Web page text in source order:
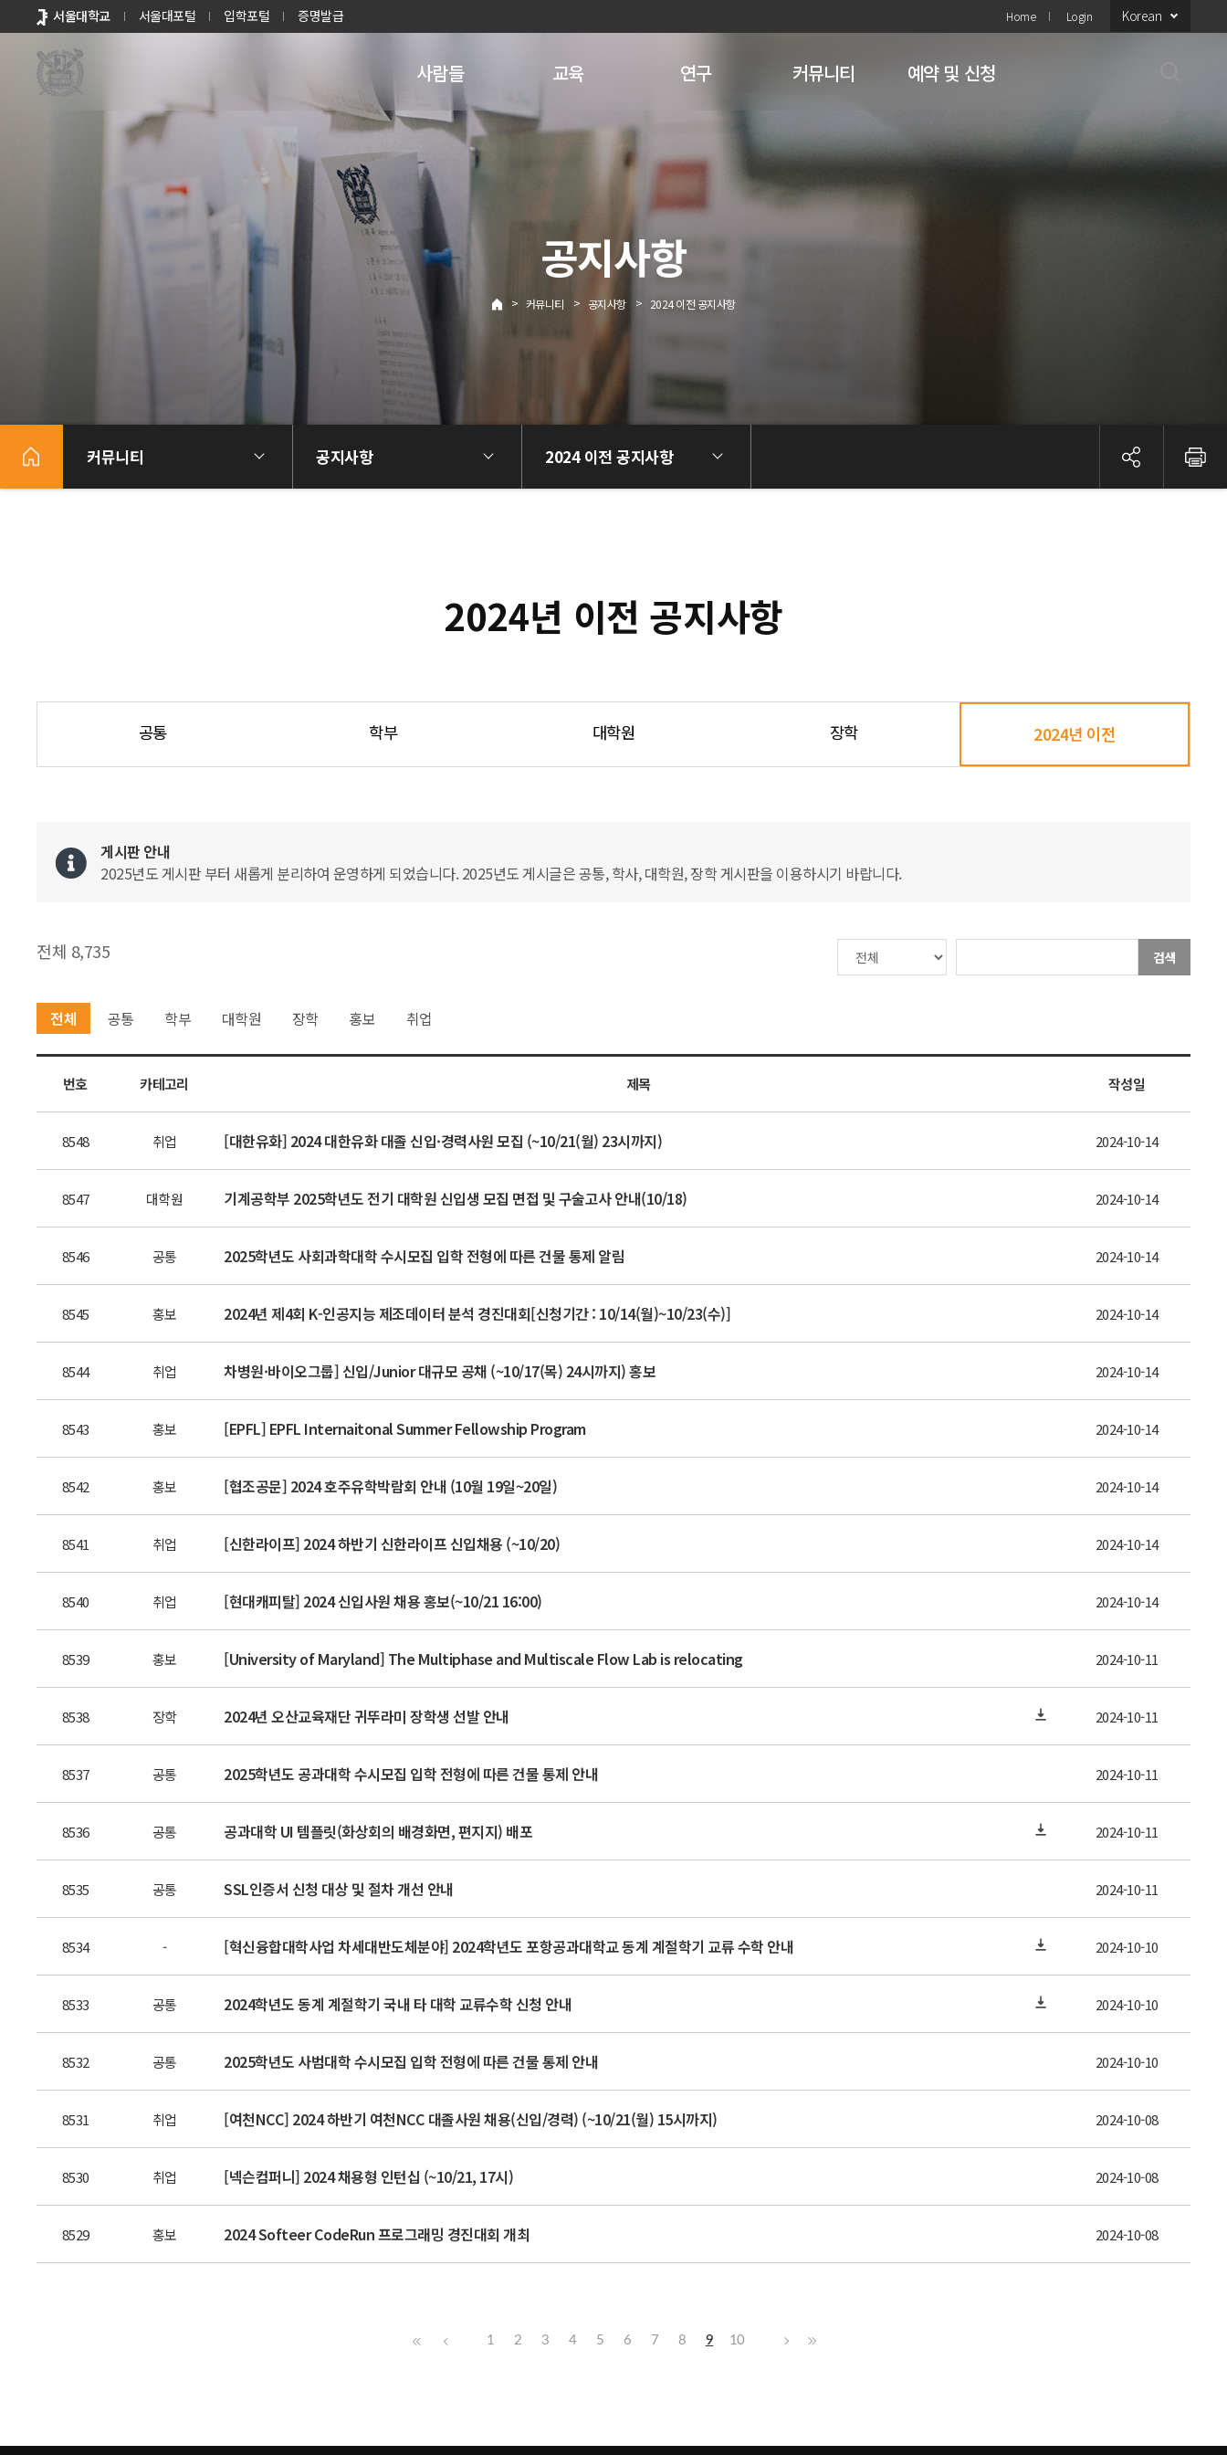
바로가기
메뉴
서울대학교 서울대포털 입학포털 증명발급 Home Login Korean
사람들 교육 연구 커뮤니티 예약 및 신청
공지사항
> 커뮤니티 > 공지사항 > 2024 이전 공지사항
커뮤니티 공지사항 2024 이전 공지사항
2024년 이전 공지사항
공통 학부 대학원 장학 2024년 이전
게시판 안내
2025년도 게시판 부터 새롭게 분리하여 운영하게 되었습니다. 2025년도 게시글은 공통, 학사, 대학원, 장학 게시판을 이용하시기 바랍니다.
전체 8,735 검색
전체 공통 학부 대학원 장학 홍보 취업
번호 카테고리 제목 작성일
8548 취업 [대한유화] 2024 대한유화 대졸 신입·경력사원 모집 (~10/21(월) 23시까지) 2024-10-14
8547 대학원 기계공학부 2025학년도 전기 대학원 신입생 모집 면접 및 구술고사 안내(10/18) 2024-10-14
8546 공통 2025학년도 사회과학대학 수시모집 입학 전형에 따른 건물 통제 알림 2024-10-14
8545 홍보 2024년 제4회 K-인공지능 제조데이터 분석 경진대회[신청기간 : 10/14(월)~10/23(수)] 2024-10-14
8544 취업 차병원·바이오그룹] 신입/Junior 대규모 공채 (~10/17(목) 24시까지) 홍보 2024-10-14
8543 홍보 [EPFL] EPFL Internaitonal Summer Fellowship Program 2024-10-14
8542 홍보 [협조공문] 2024 호주유학박람회 안내 (10월 19일~20일) 2024-10-14
8541 취업 [신한라이프] 2024 하반기 신한라이프 신입채용 (~10/20) 2024-10-14
8540 취업 [현대캐피탈] 2024 신입사원 채용 홍보(~10/21 16:00) 2024-10-14
8539 홍보 [University of Maryland] The Multiphase and Multiscale Flow Lab is relocating 2024-10-11
8538 장학 2024년 오산교육재단 귀뚜라미 장학생 선발 안내 2024-10-11
8537 공통 2025학년도 공과대학 수시모집 입학 전형에 따른 건물 통제 안내 2024-10-11
8536 공통 공과대학 UI 템플릿(화상회의 배경화면, 편지지) 배포 2024-10-11
8535 공통 SSL인증서 신청 대상 및 절차 개선 안내 2024-10-11
8534 - [혁신융합대학사업 차세대반도체분야] 2024학년도 포항공과대학교 동계 계절학기 교류 수학 안내 2024-10-10
8533 공통 2024학년도 동계 계절학기 국내 타 대학 교류수학 신청 안내 2024-10-10
8532 공통 2025학년도 사범대학 수시모집 입학 전형에 따른 건물 통제 안내 2024-10-10
8531 취업 [여천NCC] 2024 하반기 여천NCC 대졸사원 채용(신입/경력) (~10/21(월) 15시까지) 2024-10-08
8530 취업 [넥슨컴퍼니] 2024 채용형 인턴십 (~10/21, 17시) 2024-10-08
8529 홍보 2024 Softeer CodeRun 프로그래밍 경진대회 개최 2024-10-08
1 2 3 4 5 6 7 8 9 10